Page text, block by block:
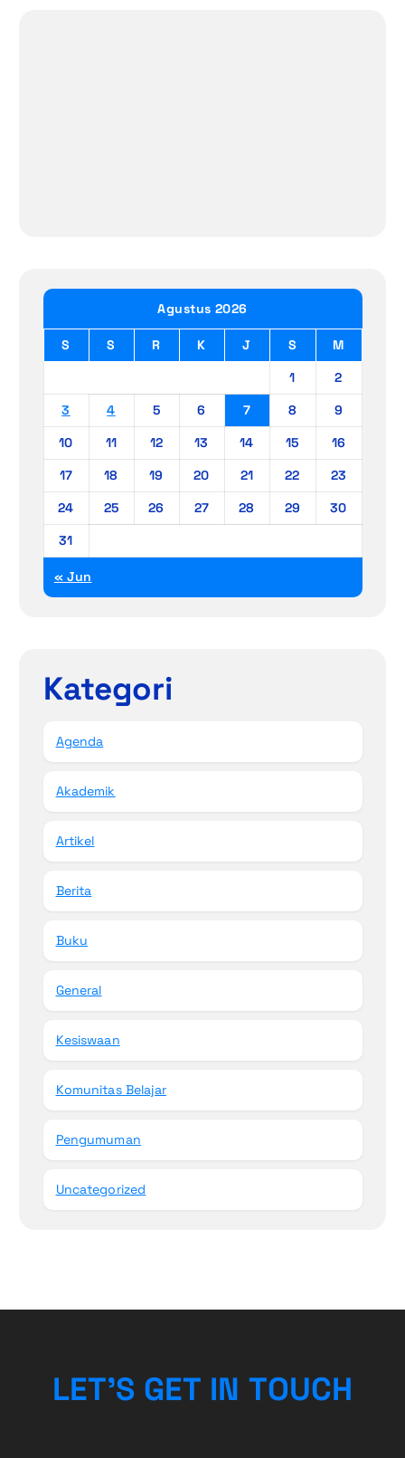
Agustus 2026
S S R K J S
M
1
2
3
4 5 6 7 8
9
10
11 12 13 14 15
16
17
18 19 20 21 22
23
24
25 26 27 28 29
30
31
« Jun
Kategori
Agenda
Akademik
Artikel
Berita
Buku
General
Kesiswaan
Komunitas Belajar
Pengumuman
Uncategorized
LET’S GET IN TOUCH